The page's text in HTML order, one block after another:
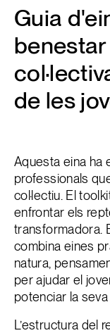
Guia
de les
Aquesta eina ha
professionals
col·lectiu. El
enfrontar els
transformadora.
combina eines
natura,
per ajudar el
potenciar la
L’estructura del